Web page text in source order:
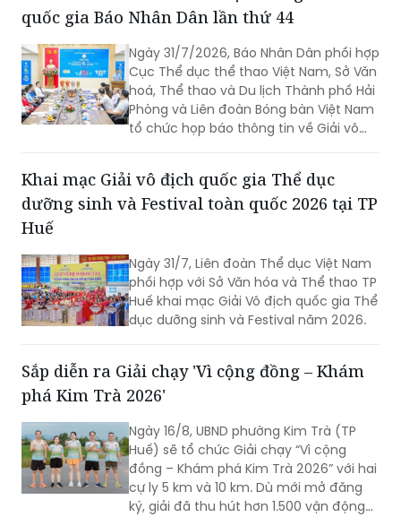
quốc gia Báo Nhân Dân lần thứ 44
Ngày 31/7/2026, Báo Nhân Dân phối hợp
Cục Thể dục thể thao Việt Nam, Sở Văn
hoá, Thể thao và Du lịch Thành phố Hải
Phòng và Liên đoàn Bóng bàn Việt Nam
tổ chức họp báo thông tin về Giải vô
năm 2026.
Khai mạc Giải vô địch quốc gia Thể dục
dưỡng sinh và Festival toàn quốc 2026 tại TP
Huế
Ngày 31/7, Liên đoàn Thể dục Việt Nam
phối hợp với Sở Văn hóa và Thể thao TP
Huế khai mạc Giải Vô địch quốc gia Thể
dục dưỡng sinh và Festival năm 2026.
Sắp diễn ra Giải chạy 'Vì cộng đồng – Khám
phá Kim Trà 2026'
Ngày 16/8, UBND phường Kim Trà (TP
Huế) sẽ tổ chức Giải chạy “Vì cộng
đồng – Khám phá Kim Trà 2026” với hai
cự ly 5 km và 10 km. Dù mới mở đăng
ký, giải đã thu hút hơn 1.500 vận động